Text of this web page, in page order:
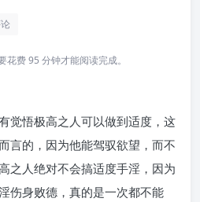
费 95 分钟才能阅读完成。
觉悟极高之人可以做到适度，这
言的，因为他能驾驭欲望，而不
之人绝对不会搞适度手淫，因为
伤身败德，真的是一次都不能